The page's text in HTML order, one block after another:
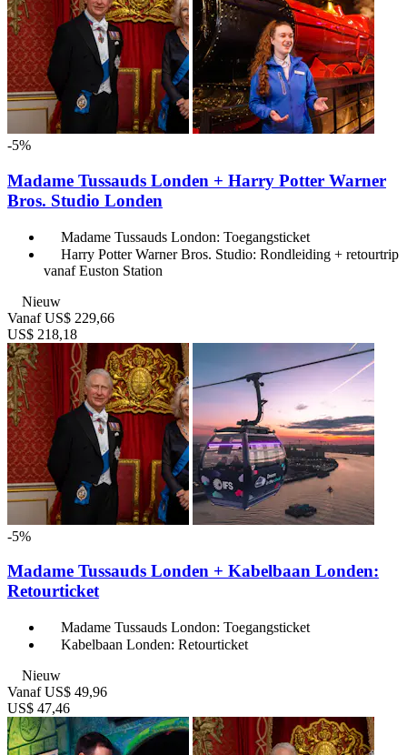
-5%
Madame Tussauds Londen + Harry Potter Warner
Bros. Studio Londen
Madame Tussauds London: Toegangsticket
Harry Potter Warner Bros. Studio: Rondleiding + retourtrip
vanaf Euston Station
Nieuw
Vanaf US$ 229,66
US$ 218,18
-5%
Madame Tussauds Londen + Kabelbaan Londen:
Retourticket
Madame Tussauds London: Toegangsticket
Kabelbaan Londen: Retourticket
Nieuw
Vanaf US$ 49,96
US$ 47,46